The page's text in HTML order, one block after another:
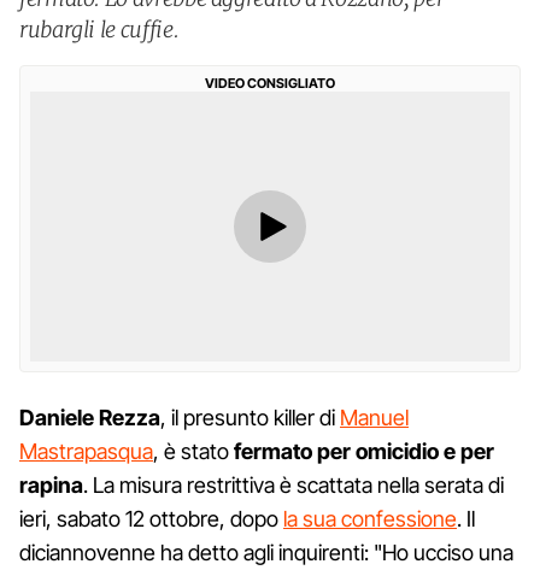
rubargli le cuffie.
VIDEO CONSIGLIATO
Daniele Rezza, il presunto killer di Manuel
Mastrapasqua, è statofermato per omicidio e per
rapina. La misura restrittiva è scattata nella serata di
ieri, sabato 12 ottobre, dopo la sua confessione. Il
diciannovenne ha detto agli inquirenti: "Ho ucciso una